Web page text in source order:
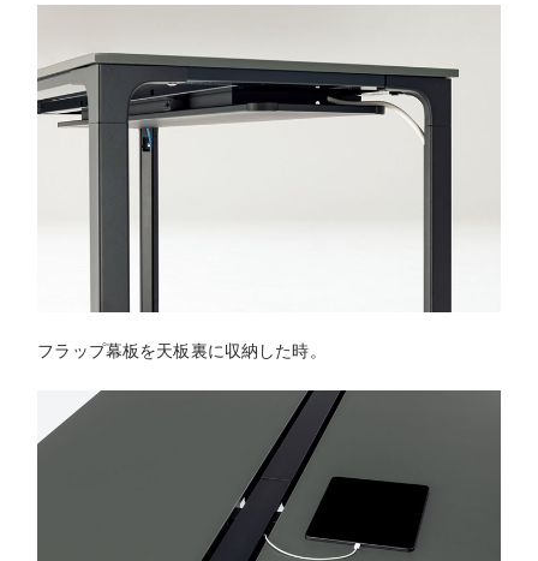
フラップ幕板を天板裏に収納した時。